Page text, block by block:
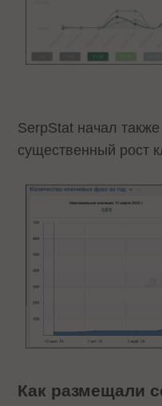
SerpStat начал
существенный рост
Как размещали